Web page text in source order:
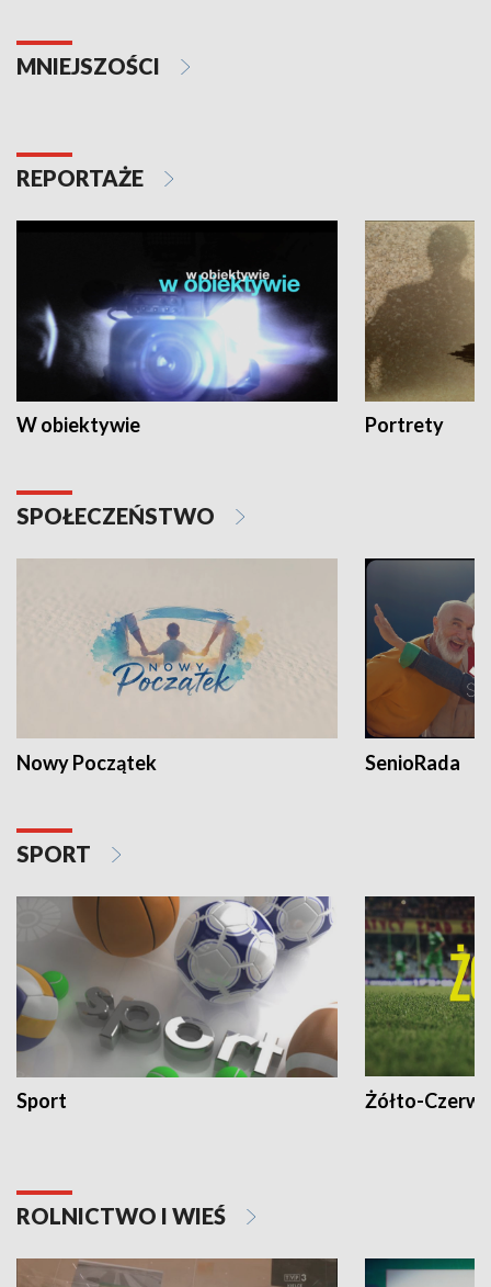
MNIEJSZOŚCI
REPORTAŻE
W obiektywie Portrety
SPOŁECZEŃSTWO
Nowy Początek SenioRada
SPORT
Sport Żółto-
ROLNICTWO I WIEŚ